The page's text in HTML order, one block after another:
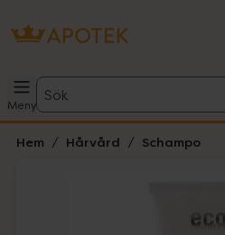
Meny
Sök
Hem Hårvård Schampo